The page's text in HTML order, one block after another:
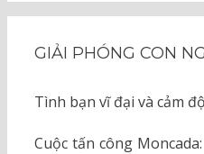
GIẢI PHÓNG CON
Tình bạn vĩ đại và cảm
Cuộc tấn công